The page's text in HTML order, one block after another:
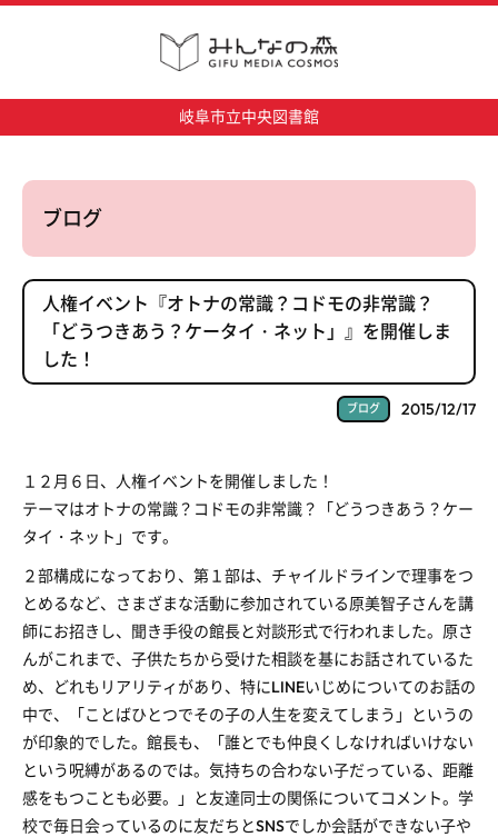
岐阜市立中央図書館
ブログ
人権イベント『オトナの常識？コドモの非常識？
「どうつきあう？ケータイ・ネット」』を開催しま
した！
ブログ 2015/12/17
１２月６日、人権イベントを開催しました！
テーマはオトナの常識？コドモの非常識？「どうつきあう？ケー
タイ・ネット」です。
２部構成になっており、第１部は、チャイルドラインで理事をつ
とめるなど、さまざまな活動に参加されている原美智子さんを講
師にお招きし、聞き手役の館長と対談形式で行われました。原さ
んがこれまで、子供たちから受けた相談を基にお話されているた
め、どれもリアリティがあり、特にLINEいじめについてのお話の
中で、「ことばひとつでその子の人生を変えてしまう」というの
が印象的でした。館長も、「誰とでも仲良くしなければいけない
という呪縛があるのでは。気持ちの合わない子だっている、距離
感をもつことも必要。」と友達同士の関係についてコメント。学
校で毎日会っているのに友だちとSNSでしか会話ができない子や